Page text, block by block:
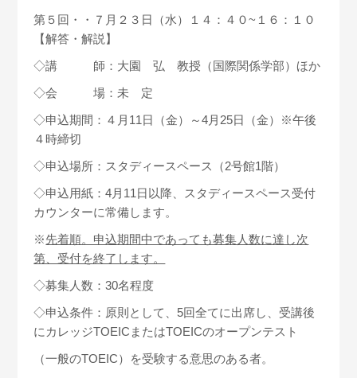
第５回・・７月２３日（水）１４：４０~１６：１０
【解答・解説】
◇講 師：大園 弘 教授（国際関係学部）ほか
◇会 場：未 定
◇申込期間：４月11日（金）～4月25日（金）※午後
４時締切
◇申込場所：スタディースペース（2号館1階）
◇申込用紙：4月11日以降、スタディースペース受付
カウンターに常備します。
※先着順。申込期間中であっても募集人数に達し次
第、受付を終了します。
◇募集人数：30名程度
◇申込条件：原則として、5回全てに出席し、受講後
にカレッジTOEICまたはTOEICのオープンテスト
（一般のTOEIC）を受験する意思のある者。